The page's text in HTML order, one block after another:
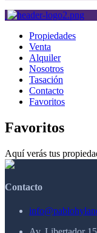
Propiedades
Venta
Alquiler
Nosotros
Tasación
Contacto
Favoritos
Favoritos
Aquí verás tus
Contacto